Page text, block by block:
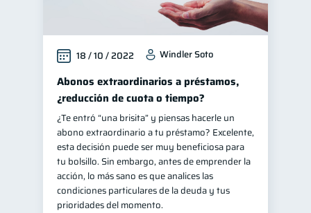
18 / 10 / 2022 Windler Soto
Abonos extraordinarios a préstamos,
¿reducción de cuota o tiempo?
¿Te entró “una brisita” y piensas hacerle un
abono extraordinario a tu préstamo? Excelente,
esta decisión puede ser muy beneficiosa para
tu bolsillo. Sin embargo, antes de emprender la
acción, lo más sano es que analices las
condiciones particulares de la deuda y tus
prioridades del momento.